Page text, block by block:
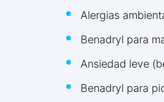
Alergias
Benadryl para
Ansiedad leve
Benadryl para